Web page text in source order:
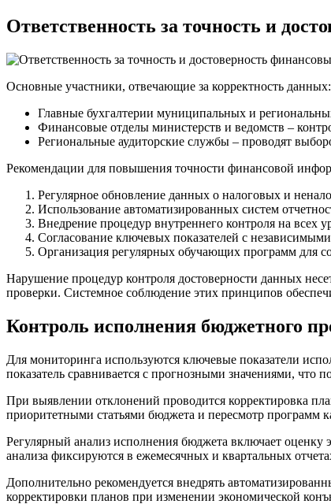
Ответственность за точность и
Основные участники, отвечающие за корректность данных:
Главные бухгалтерии муниципальных и
Финансовые отделы министерств и ведомств –
Региональные аудиторские службы – проводят
Рекомендации для повышения точности финансовой
Регулярное обновление данных о налоговых и
Использование автоматизированных систем
Внедрение процедур внутреннего контроля на всех
Согласование ключевых показателей с
Организация регулярных обучающих программ для
Нарушение процедур контроля достоверности данных
проверки. Системное соблюдение этих принципов
Контроль исполнения бюджетного
Для мониторинга используются ключевые показатели
показатель сравнивается с прогнозными значениями, что
При выявлении отклонений проводится корректировка
приоритетными статьями бюджета и пересмотр программ
Регулярный анализ исполнения бюджета включает
анализа фиксируются в ежемесячных и квартальных
Дополнительно рекомендуется внедрять
корректировки планов при изменении экономической